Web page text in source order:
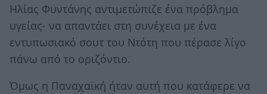
Ηλίας Φυντάνης αντιμετώπιζε ένα πρόβλημα
υγείας- να απαντάει στη συνέχεια με ένα
εντυπωσιακό σουτ του Ντότη που πέρασε λίγο
πάνω από το οριζόντιο.
Όμως η Παναχαϊκή ήταν αυτή που κατάφερε να